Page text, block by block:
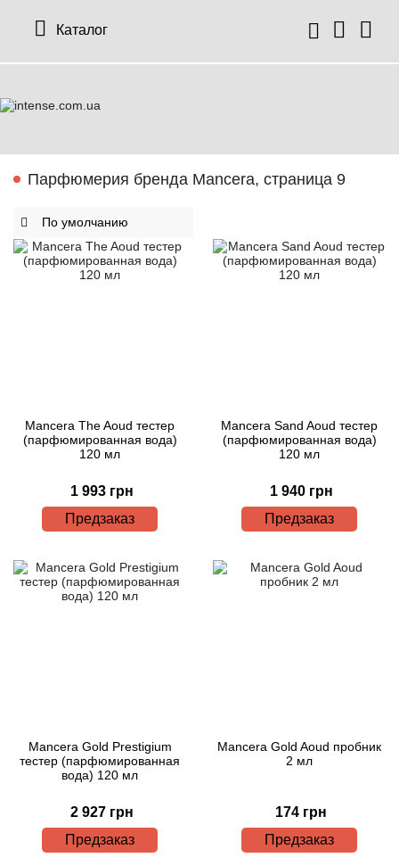
Каталог
Парфюмерия бренда Mancera, страница 9
Mancera The Aoud тестер
(парфюмированная вода)
120 мл
1 993 грн
Предзаказ
Mancera Sand Aoud тестер
(парфюмированная вода)
120 мл
1 940 грн
Предзаказ
Mancera Gold Prestigium
тестер (парфюмированная
вода) 120 мл
2 927 грн
Предзаказ
Mancera Gold Aoud пробник
2 мл
174 грн
Предзаказ